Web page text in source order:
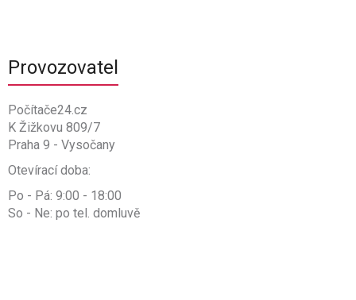
Provozovatel
Počítače24.cz
K Žižkovu 809/7
Praha 9 - Vysočany
Otevírací doba:
Po - Pá: 9:00 - 18:00
So - Ne: po tel. domluvě